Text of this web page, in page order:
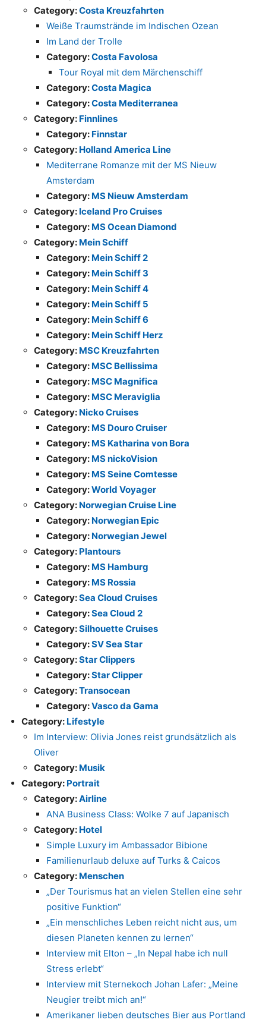
Category:Costa Kreuzfahrten
Weiße Traumstrände im Indischen Ozean
Im Land der Trolle
Category:Costa Favolosa
Tour Royal mit dem Märchenschiff
Category:Costa Magica
Category:Costa Mediterranea
Category: Finnlines
Category: Finnstar
Category: Holland America Line
Mediterrane Romanze mit der MS Nieuw
Amsterdam
Category: MS Nieuw Amsterdam
Category: Iceland Pro Cruises
Category: MS Ocean Diamond
Category: Mein Schiff
Category: Mein Schiff 2
Category: Mein Schiff 3
Category: Mein Schiff 4
Category: Mein Schiff 5
Category: Mein Schiff 6
Category: Mein Schiff Herz
Category: MSC Kreuzfahrten
Category: MSC Bellissima
Category: MSC Magnifica
Category: MSC Meraviglia
Category: Nicko Cruises
Category: MS Douro Cruiser
Category: MS Katharina von Bora
Category: MS nickoVision
Category: MS Seine Comtesse
Category:World Voyager
Category: Norwegian Cruise Line
Category: Norwegian Epic
Category: Norwegian Jewel
Category: Plantours
Category: MS Hamburg
Category: MS Rossia
Category:Sea Cloud Cruises
Category:Sea Cloud 2
Category:Silhouette Cruises
Category:SV Sea Star
Category:Star Clippers
Category:Star Clipper
Category:Transocean
Category:Vasco da Gama
Category: Lifestyle
Im Interview: Olivia Jones reist grundsätzlich als
Oliver
Category: Musik
Category: Portrait
Category:Airline
ANA Business Class: Wolke 7 auf Japanisch
Category: Hotel
Simple Luxury im Ambassador Bibione
Familienurlaub deluxe auf Turks & Caicos
Category: Menschen
„Der Tourismus hat an vielen Stellen eine sehr
positive Funktion“
„Ein menschliches Leben reicht nicht aus, um
diesen Planeten kennen zu lernen“
Interview mit Elton – „In Nepal habe ich null
Stress erlebt“
Interview mit Sternekoch Johan Lafer: „Meine
Neugier treibt mich an!“
Amerikaner lieben deutsches Bier aus Portland